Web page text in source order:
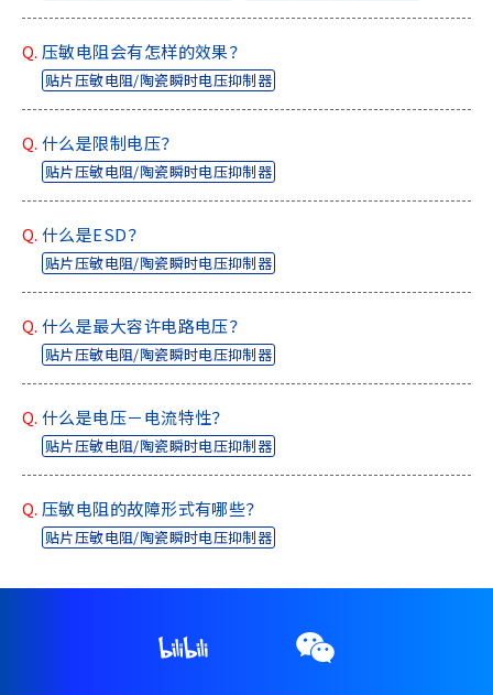
Q. 压敏电阻会有怎样的效果？
贴片压敏电阻/陶瓷瞬时电压抑制器
Q. 什么是限制电压？
贴片压敏电阻/陶瓷瞬时电压抑制器
Q. 什么是ESD？
贴片压敏电阻/陶瓷瞬时电压抑制器
Q. 什么是最大容许电路电压？
贴片压敏电阻/陶瓷瞬时电压抑制器
Q. 什么是电压－电流特性？
贴片压敏电阻/陶瓷瞬时电压抑制器
Q. 压敏电阻的故障形式有哪些？
贴片压敏电阻/陶瓷瞬时电压抑制器